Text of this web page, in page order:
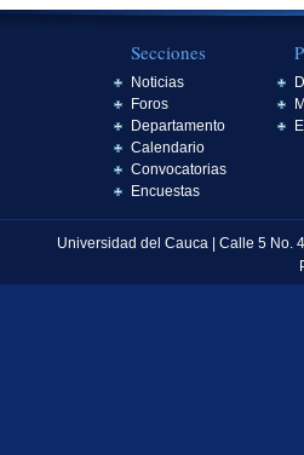
Secciones
Noticias
Foros
Departamento
Calendario
Convocatorias
Encuestas
Universidad del Cauca | Calle 5 No.